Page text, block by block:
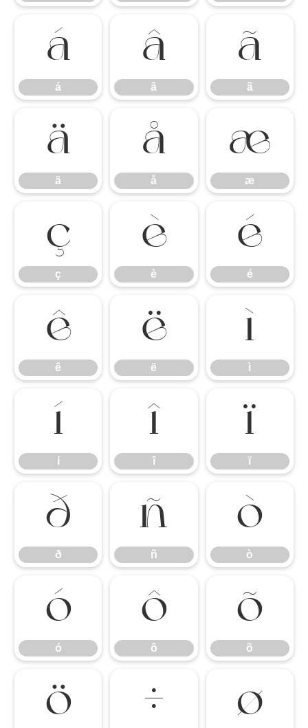
á
á
â
â
ã
ã
ä
ä
å
å
æ
æ
ç
ç
è
è
é
é
ê
ê
ë
ë
ì
ì
í
í
î
î
ï
ï
ð
ð
ñ
ñ
ò
ò
ó
ó
ô
ô
õ
õ
ö ÷ ø